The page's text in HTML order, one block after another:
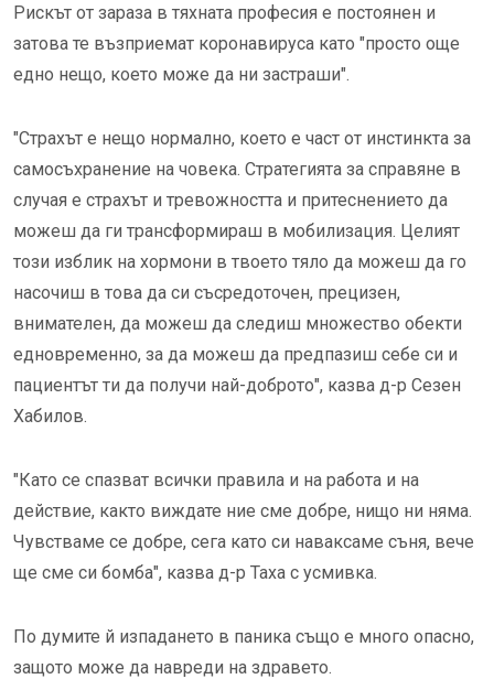
Рискът от зараза в тяхната професия е постоянен и
затова те възприемат коронавируса като "просто още
едно нещо, което може да ни застраши".
"Страхът е нещо нормално, което е част от инстинкта за
самосъхранение на човека. Стратегията за справяне в
случая е страхът и тревожността и притеснението да
можеш да ги трансформираш в мобилизация. Целият
този изблик на хормони в твоето тяло да можеш да го
насочиш в това да си съсредоточен, прецизен,
внимателен, да можеш да следиш множество обекти
едновременно, за да можеш да предпазиш себе си и
пациентът ти да получи най-доброто", казва д-р Сезен
Хабилов.
"Като се спазват всички правила и на работа и на
действие, както виждате ние сме добре, нищо ни няма.
Чувстваме се добре, сега като си наваксаме съня, вече
ще сме си бомба", казва д-р Таха с усмивка.
По думите й изпадането в паника също е много опасно,
защото може да навреди на здравето.